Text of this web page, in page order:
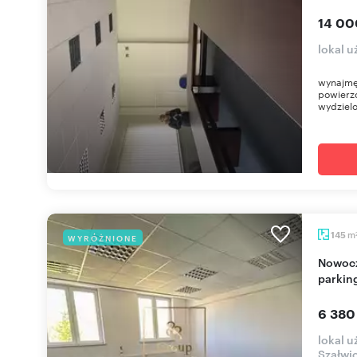
14
lokal
WYRÓŻNIONE 145 m
Nowoczesne biuro 145 m2 z monitoringiem i
6 380
lokal